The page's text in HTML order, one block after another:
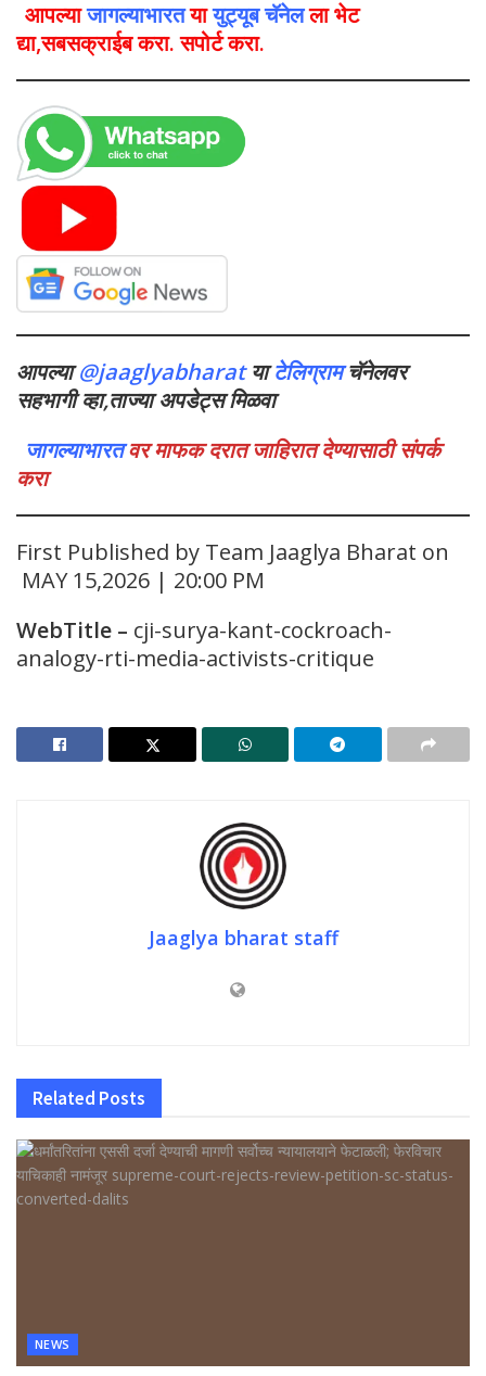
आपल्याजागल्याभारतयायुट्यूब चॅनेलला भेट
द्या,सबसक्राईब करा. सपोर्ट करा.
आपल्या@jaaglyabharatयाटेलिग्रामचॅनेलवर
सहभागी व्हा,ताज्या अपडेट्स मिळवा
जागल्याभारतवर माफक दरात जाहिरात देण्यासाठी संपर्क
करा
First Published by Team Jaaglya Bharat on
MAY 15,2026 | 20:00 PM
WebTitle – cji-surya-kant-cockroach-
analogy-rti-media-activists-critique
Jaaglya bharat staff
Related Posts
NEWS